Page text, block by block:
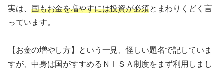
実は、 国もお金を増やすには投資が必須とまわりくどく言
っています。
【お金の増やし方】という一見、怪しい題名で記していま
すが、中身は国がすすめるＮＩＳＡ制度をまず利用しまし